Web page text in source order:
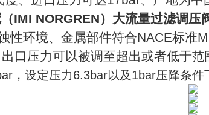
IMI NORGREN）大流量过滤调压
性环境、金属部件符合NACE标准
口压力可以被调至超出或者低于范
，设定压力6.3bar以及1bar压降条件